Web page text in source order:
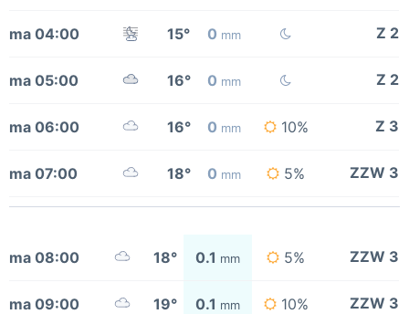
ma 04:00 15° 0 mm Z 2
ma 05:00 16° 0 mm Z 2
ma 06:00 16° 0 mm 10% Z 3
ma 07:00 18° 0 mm 5% ZZW 3
ma 08:00 18° 0.1 mm 5% ZZW 3
ma 09:00 19° 0.1 mm 10% ZZW 3